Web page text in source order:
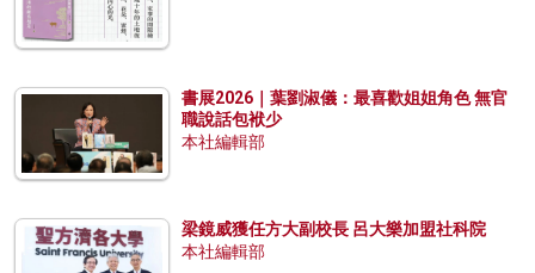
書展2026｜葉劉淑儀：最喜歡姐姐角色 無官
職說話包袱少
本社編輯部
梁鏡威獲任方大副校長 呂大樂加盟社科院
本社編輯部